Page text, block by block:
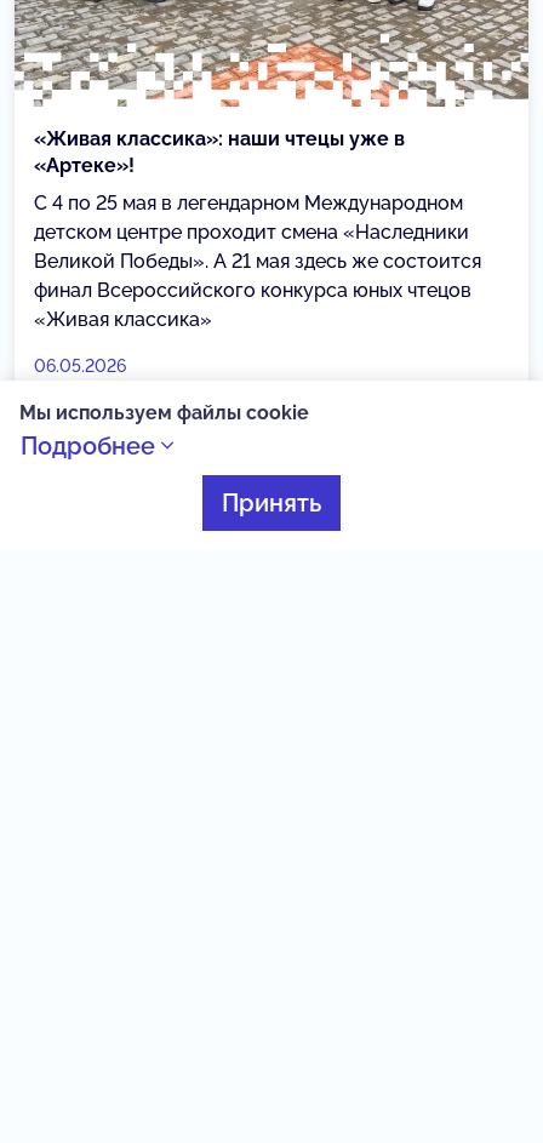
«Живая классика»: наши чтецы уже в
«Артеке»!
С 4 по 25 мая в легендарном Международном
детском центре проходит смена «Наследники
Великой Победы». А 21 мая здесь же состоится
финал Всероссийского конкурса юных чтецов
«Живая классика»
06.05.2026
Живая классика
Мы используем файлы cookie
Подробнее
Принять